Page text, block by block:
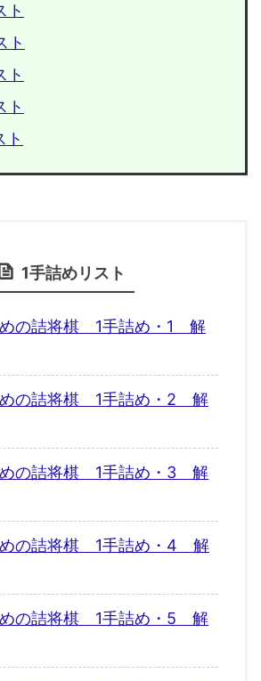
ト
ト
ト
ト
ト
1手詰めリスト
の詰将棋 1手詰め・1 解
めの詰将棋 1手詰め・2 解
めの詰将棋 1手詰め・3 解
めの詰将棋 1手詰め・4 解
めの詰将棋 1手詰め・5 解